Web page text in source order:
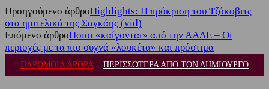
Προηγούμενο άρθροHighlights: Η πρόκριση του Τζόκοβιτς
στα ημιτελικά της Σαγκάης (vid)
Επόμενο άρθροΠοιοι «καίγονται» από την ΑΑΔΕ – Οι
περιοχές με τα πιο συχνά «λουκέτα» και πρόστιμα
ΠΑΡΟΜΟΙΑ ΑΡΘΡΑ ΠΕΡΙΣΣΟΤΕΡΑ ΑΠΟ ΤΟΝ ΔΗΜΙΟΥΡΓΟ